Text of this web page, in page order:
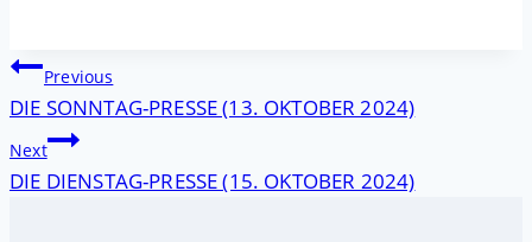
Beitragsnavigation
Previous
DIE SONNTAG-PRESSE (13. OKTOBER 2024)
Next
DIE DIENSTAG-PRESSE (15. OKTOBER 2024)